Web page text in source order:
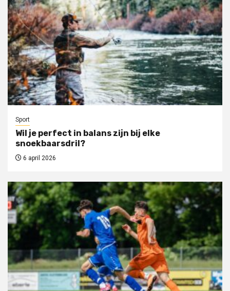
Sport
Wil je perfect in balans zijn bij elke
snoekbaarsdril?
6 april 2026